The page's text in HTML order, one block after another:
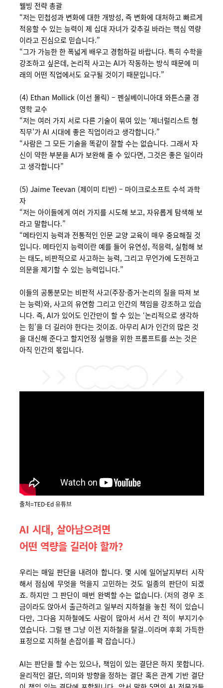
웰빙 전략 총괄
“저는 민첩성과 변화에 대한 개방성, 즉 변화에 대처하고 빠르게
적응할 수 있는 능력이 제 십대 자녀가 갖추길 바라는 핵심 역량
이라고 진심으로 믿습니다.”
“그가 가능한 한 폭넓게 배우고 경험하길 바랍니다. 특히 수학을
강조하고 싶은데, 논리적 사고는 AI가 작동하는 방식 때문에 미
래의 어떤 직업에서도 요구될 것이기 때문입니다.”
(4) Ethan Mollick (이선 몰릭) – 펜실베이니아대 와튼스쿨 경
영학 교수
“저는 여러 가지 서로 다른 기술이 묶여 있는 ‘제너럴리스트 형
직무’가 AI 시대에 좋은 직업이라고 생각합니다.”
“사람은 그 모든 기술을 똑같이 잘할 수는 없습니다. 그래서 자
신이 약한 부분을 AI가 보완해 줄 수 있다면, 그것은 좋은 일이라
고 생각합니다”
(5) Jaime Teevan (제이미 티반) – 마이크로소프트 수석 과학
자
“저는 아이들에게 여러 가지를 시도해 보고, 자유롭게 탐색해 보
라고 말합니다.”
“메타인지 능력과 전통적인 인문 교양 교육이 매우 중요해질 것
입니다. 메타인지 능력이란 예를 들어 유연성, 적응력, 실험해 보
는 태도, 비판적으로 사고하는 능력, 그리고 무언가에 도전하고
의문을 제기할 수 있는 능력입니다.”
이들의 공통분모는 비판적 사고(주장·증거·논리의 질을 따져 보
는 능력)와, 사고의 유연함 그리고 인간의 책임을 강조하고 있습
니다. 즉, AI가 있어도 인간만이 할 수 있는‘논리적으로 생각하
는 힘’을 더 길러야 한다는 것이죠. 아무리 AI가 인간의 많은 것
을 대신해 준다고 할지언정 실행을 위한 프롬프트를 쓰는 것은
아직 인간의 몫입니다.
출처=TED-Ed 유튜브
AI 시대, 살아남으려면
어떤 역량을 길러야 할까?
우리는 매일 판단을 내려야 합니다. 몇 시에 일어날지부터 시작
해서 점심에 무엇을 먹을지 고민하는 것도 일종의 판단이 되겠
죠. 하지만 그 판단이 매번 완벽할 수는 없습니다. (저의 경우 조
금이라도 앉아서 출근하려고 일부러 지하철을 놓친 적이 있습니
다만, 그다음 지하철에도 사람이 많아서 서서 간 적이 부지기수
였습니다. 그럴 땐 그냥 이전 지하철을 탈걸..이라며 후회 가득한
표정으로 지하철 손잡이를 꽉 잡습니다.)
AI는 판단을 할 수는 있으나, 책임이 있는 결단은 하지 못합니다.
윤리적인 결단, 의미와 방향을 정하는 결단 혹은 관계 기반 결단